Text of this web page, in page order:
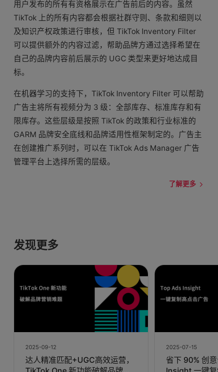
用户发布的所有有资格展示在广告前后的内容。虽然
TikTok 上的所有内容都会根据社群守则、条款和细则以
及知识产权政策进行审核，但 TikTok Inventory Filter
可以提供额外的内容过滤，帮助品牌方通过选择希望在
自己的品牌内容前后展示的 UGC 类型来更好地达成目
标。
在机器学习的支持下，TikTok Inventory Filter 可以帮助
广告主将所有视频分为 3 级：全部库存、标准库存和有
限库存。这些层级是按照 TikTok 的政策和行业标准的
GARM 品牌安全底线和品牌适用性框架制定的。广告主
在创建推广系列时，可以在 TikTok Ads Manager 广告
管理平台上选择所需的层级。
了解更多
发现更多
2025-09-12
达人精准匹配+UGC高效运营，
2025-07-15
省下 90% 创